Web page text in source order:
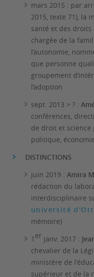
mars 2015 : par
2015, texte 71), la
santé et des droits
chargée de la
l’autonomie,
que personne
groupement
l’adoption
sept. 2013 > ? :
conférences,
de droit et science
politique,
DISTINCTIONS
juin 2019 : Amira
rédaction du
interdisciplinaire
université
mémoire)
1 er janv. 2017 :
chevalier de la
ministère de
supérieur et de la